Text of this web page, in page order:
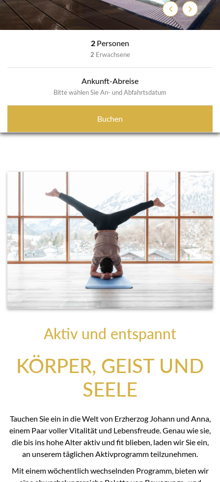
Previous
Next
2 Personen
2 Erwachsene
Ankunft-Abreise
Bitte wählen Sie An- und Abfahrtsdatum
Buchen
Aktiv und entspannt
KÖRPER, GEIST UND
SEELE
Tauchen Sie ein in die Welt von Erzherzog Johann und Anna,
einem Paar voller Vitalität und Lebensfreude. Genau wie sie,
die bis ins hohe Alter aktiv und fit blieben, laden wir Sie ein,
an unserem täglichen Aktivprogramm teilzunehmen.
Mit einem wöchentlich wechselnden Programm, bieten wir